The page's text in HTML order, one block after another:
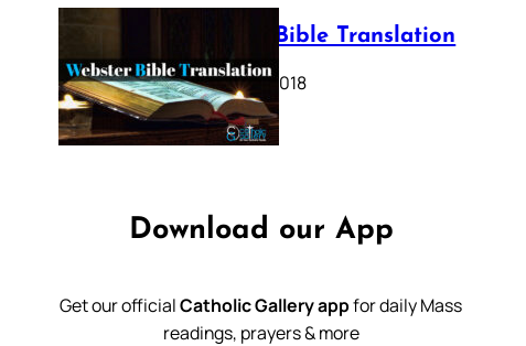
Webster Bible Translation
October 11, 2018
Download our App
Get our officialCatholic Gallery appfor daily Mass
readings, prayers & more